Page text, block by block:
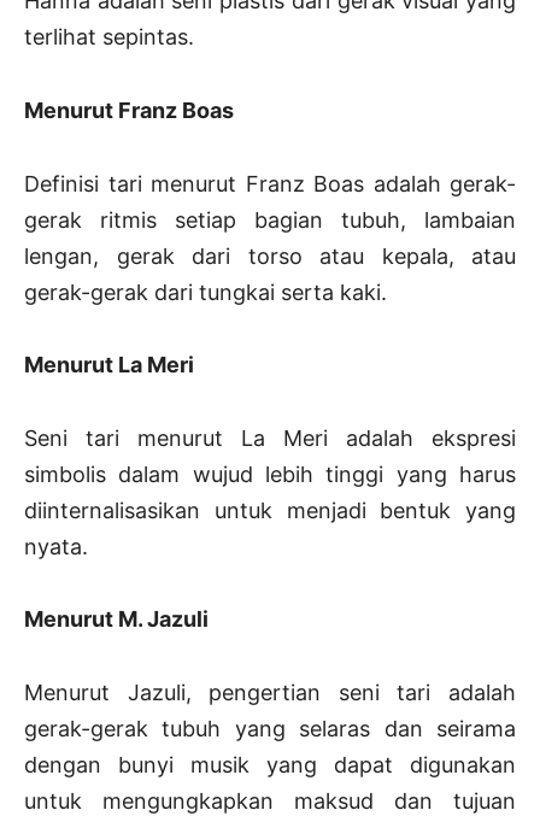
terlihat sepintas.
Menurut Franz Boas
Definisi tari menurut Franz Boas adalah gerak-
gerak ritmis setiap bagian tubuh, lambaian
lengan, gerak dari torso atau kepala, atau
gerak-gerak dari tungkai serta kaki.
Menurut La Meri
Seni tari menurut La Meri adalah ekspresi
simbolis dalam wujud lebih tinggi yang harus
diinternalisasikan untuk menjadi bentuk yang
nyata.
Menurut M. Jazuli
Menurut Jazuli, pengertian seni tari adalah
gerak-gerak tubuh yang selaras dan seirama
dengan bunyi musik yang dapat digunakan
untuk mengungkapkan maksud dan tujuan